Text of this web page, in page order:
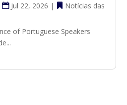
Jul 22, 2026 |
Notícias das
of Portuguese Speakers